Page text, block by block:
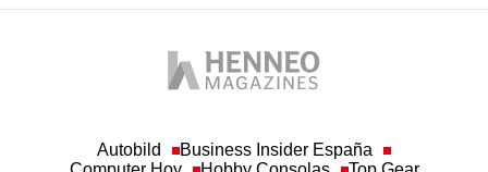
Autobild
Business Insider España